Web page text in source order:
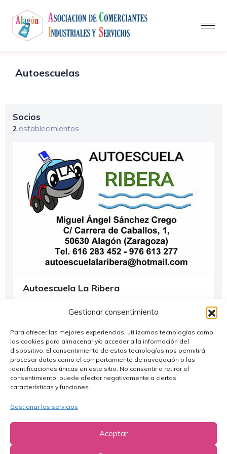
Gestionar consentimiento
Para ofrecer las mejores experiencias, utilizamos tecnologías como
las cookies para almacenar y/o acceder a la información del
dispositivo. El consentimiento de estas tecnologías nos permitirá
procesar datos como el comportamiento de navegación o las
identificaciones únicas en este sitio. No consentir o retirar el
consentimiento, puede afectar negativamente a ciertas
características y funciones.
Gestionar los servicios
Aceptar
Autoescuelas
Socios
2 establecimientos
Autoescuela La Ribera
autoescuelalaribera@hotmail.com
Servicios